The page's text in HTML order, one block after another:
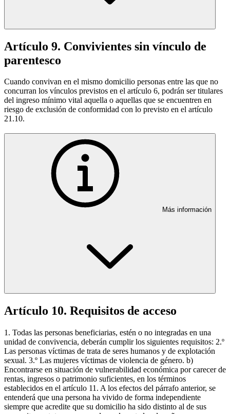
Artículo 9. Convivientes sin vínculo de
parentesco
Cuando convivan en el mismo domicilio personas entre las que no
concurran los vínculos previstos en el artículo 6, podrán ser titulares
del ingreso mínimo vital aquella o aquellas que se encuentren en
riesgo de exclusión de conformidad con lo previsto en el artículo
21.10.
Más información
Artículo 10. Requisitos de acceso
1. Todas las personas beneficiarias, estén o no integradas en una
unidad de convivencia, deberán cumplir los siguientes requisitos: 2.º
Las personas víctimas de trata de seres humanos y de explotación
sexual. 3.º Las mujeres víctimas de violencia de género. b)
Encontrarse en situación de vulnerabilidad económica por carecer de
rentas, ingresos o patrimonio suficientes, en los términos
establecidos en el artículo 11. A los efectos del párrafo anterior, se
entenderá que una persona ha vivido de forma independiente
siempre que acredite que su domicilio ha sido distinto al de sus